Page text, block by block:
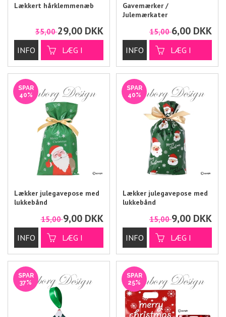
Lækkert hårklemmenæb
35,0029,00 DKK
Gavemærker /
Julemærkater
15,006,00 DKK
SPAR
40%
Lækker julegavepose med
lukkebånd
15,009,00 DKK
SPAR
40%
Lækker julegavepose med
lukkebånd
15,009,00 DKK
SPAR
37%
SPAR
25%